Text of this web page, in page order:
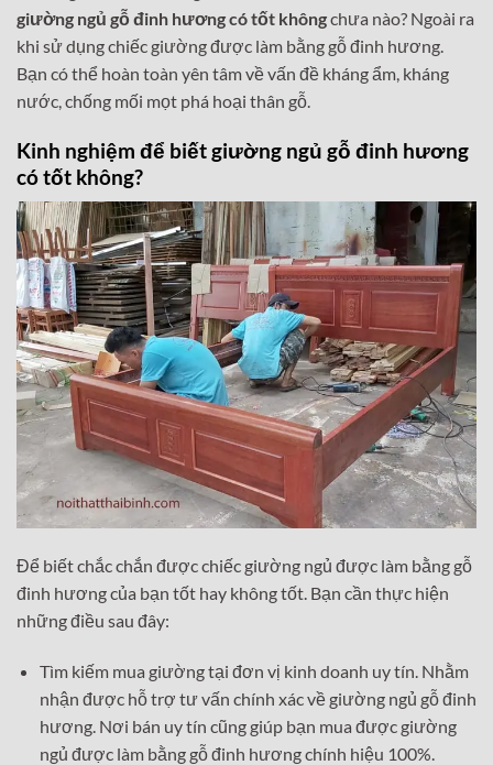
giường ngủ gỗ đinh hương có tốt khôngchưa nào? Ngoài ra
khi sử dụng chiếc giường được làm bằng gỗ đinh hương.
Bạn có thể hoàn toàn yên tâm về vấn đề kháng ẩm, kháng
nước, chống mối mọt phá hoại thân gỗ.
Kinh nghiệm để biết giường ngủ gỗ đinh hương
có tốt không?
Để biết chắc chắn được chiếc giường ngủ được làm bằng gỗ
đinh hương của bạn tốt hay không tốt. Bạn cần thực hiện
những điều sau đây:
Tìm kiếm mua giường tại đơn vị kinh doanh uy tín. Nhằm
nhận được hỗ trợ tư vấn chính xác về giường ngủ gỗ đinh
hương. Nơi bán uy tín cũng giúp bạn mua được giường
ngủ được làm bằng gỗ đinh hương chính hiệu 100%.